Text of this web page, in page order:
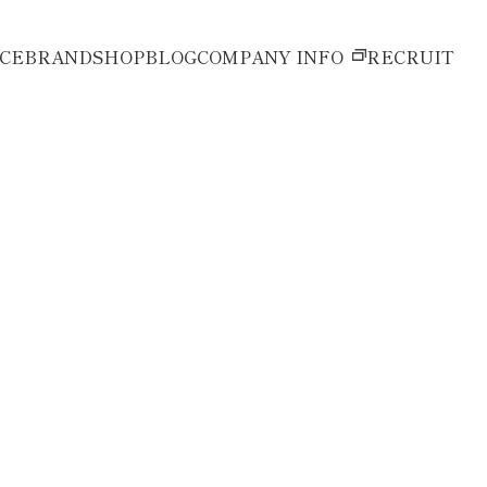
BRANDSHOPBLOGCOMPANY INFO RECRUIT